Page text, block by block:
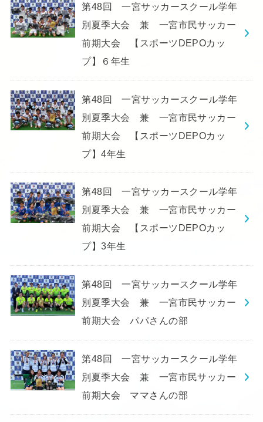
第48回 一宮サッカースクール学年
別夏季大会 兼 一宮市民サッカー
前期大会 【スポーツDEPOカッ
プ】６年生
第48回 一宮サッカースクール学年
別夏季大会 兼 一宮市民サッカー
前期大会 【スポーツDEPOカッ
プ】4年生
第48回 一宮サッカースクール学年
別夏季大会 兼 一宮市民サッカー
前期大会 【スポーツDEPOカッ
プ】3年生
第48回 一宮サッカースクール学年
別夏季大会 兼 一宮市民サッカー
前期大会 パパさんの部
第48回 一宮サッカースクール学年
別夏季大会 兼 一宮市民サッカー
前期大会 ママさんの部